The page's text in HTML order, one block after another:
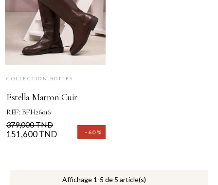
COLLECTION BOTTES
Estella Marron Cuir
REF: BFH26016
-60%
Prix
de
379,000 TNDPrix
151,600 TND
Affichage 1-5 de 5 article(s)